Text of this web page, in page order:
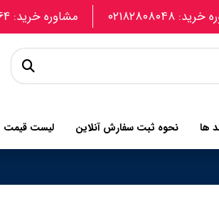
مشاوره خرید: 09907740664 ۰۲۱۸۲۸۰۸۰۴۸
ها نحوه ثبت سفارش آنلاین لیست قیمت